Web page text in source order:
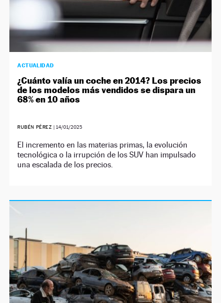
ACTUALIDAD
¿Cuánto valía un coche en 2014? Los precios
de los modelos más vendidos se dispara un
68% en 10 años
RUBÉN PÉREZ | 14/01/2025
El incremento en las materias primas, la evolución
tecnológica o la irrupción de los SUV han impulsado
una escalada de los precios.